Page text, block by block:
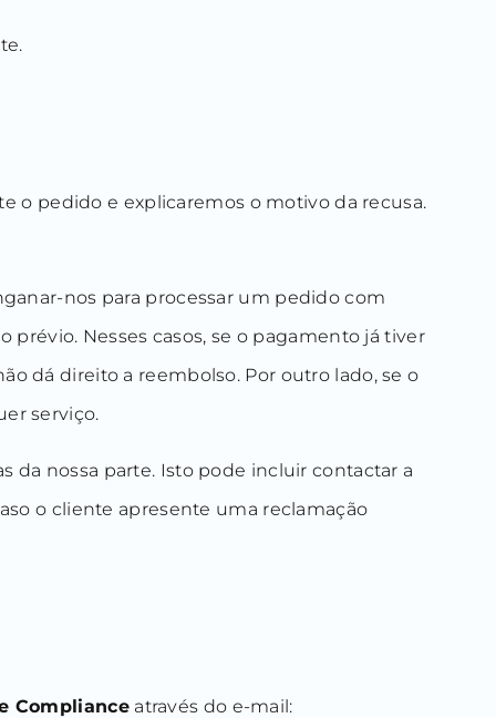
o pedido e explicaremos o motivo da recusa.
nos para processar um pedido com
prévio. Nesses casos, se o pagamento já tiver
dá direito a reembolso. Por outro lado, se o
serviço.
da nossa parte. Isto pode incluir contactar a
o cliente apresente uma reclamação
Complianceatravés do e-mail: